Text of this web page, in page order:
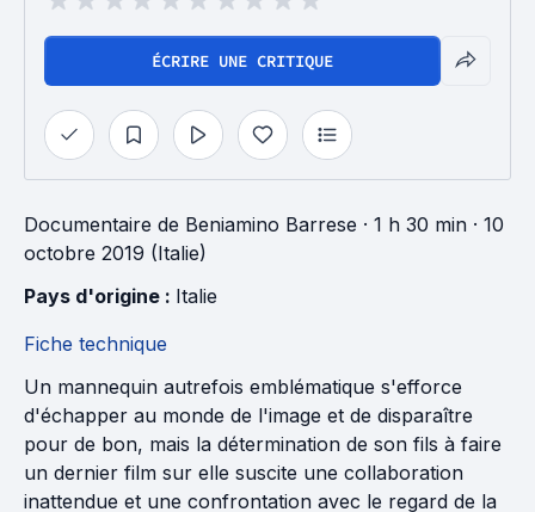
ÉCRIRE UNE CRITIQUE
Documentaire de Beniamino Barrese · 1 h 30 min · 10
octobre 2019 (Italie)
Pays d'origine : Italie
Fiche technique
Un mannequin autrefois emblématique s'efforce
d'échapper au monde de l'image et de disparaître
pour de bon, mais la détermination de son fils à faire
un dernier film sur elle suscite une collaboration
inattendue et une confrontation avec le regard de la